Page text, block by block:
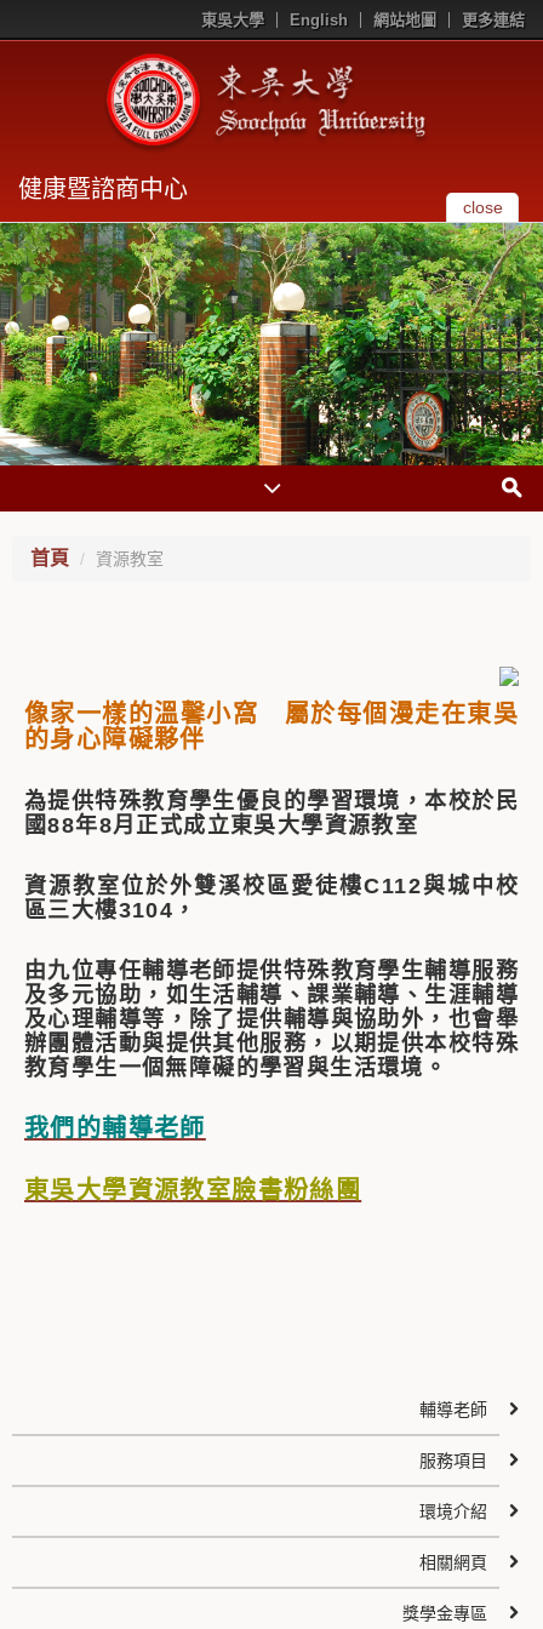
東吳大學 English 網站地圖 更多連結
健康暨諮商中心
close
首頁 資源教室
像家一樣的溫馨小窩 屬於每個漫走在東吳
的身心障礙夥伴
為提供特殊教育學生優良的學習環境，本校於民
國88年8月正式成立東吳大學資源教室
資源教室位於外雙溪校區愛徒樓C112與城中校
區三大樓3104，
由九位專任輔導老師提供特殊教育學生輔導服務
及多元協助，如生活輔導、課業輔導、生涯輔導
及心理輔導等， 除了提供輔導與協助外，也會舉
辦團體活動與提供其他服務， 以期提供本校特殊
教育學生一個無障礙的學習與生活環境。
我們的輔導老師
東吳大學資源教室臉書粉絲團
輔導老師
服務項目
環境介紹
相關網頁
獎學金專區